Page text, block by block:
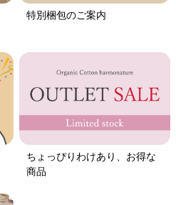
特別梱包のご案内
ちょっぴりわけあり、お得な
商品